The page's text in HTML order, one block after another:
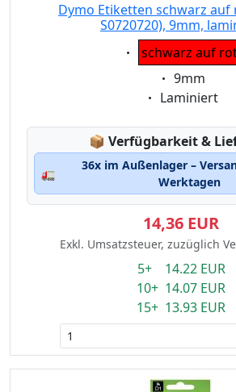
Dymo Etiketten schwarz auf
S0720720), 9mm,
Eigenschaft:
schwarz auf
Eigenschaft:
9mm
Eigenschaft:
Laminiert
📦 Lagerstatus:
Verfügbarkeit &
🚛
36x im Außenlager –
Werktagen
14,36 EUR
Exkl. Umsatzsteuer, zuzüglich
5+ 14.22 EUR
10+ 14.07 EUR
15+ 13.93 EUR